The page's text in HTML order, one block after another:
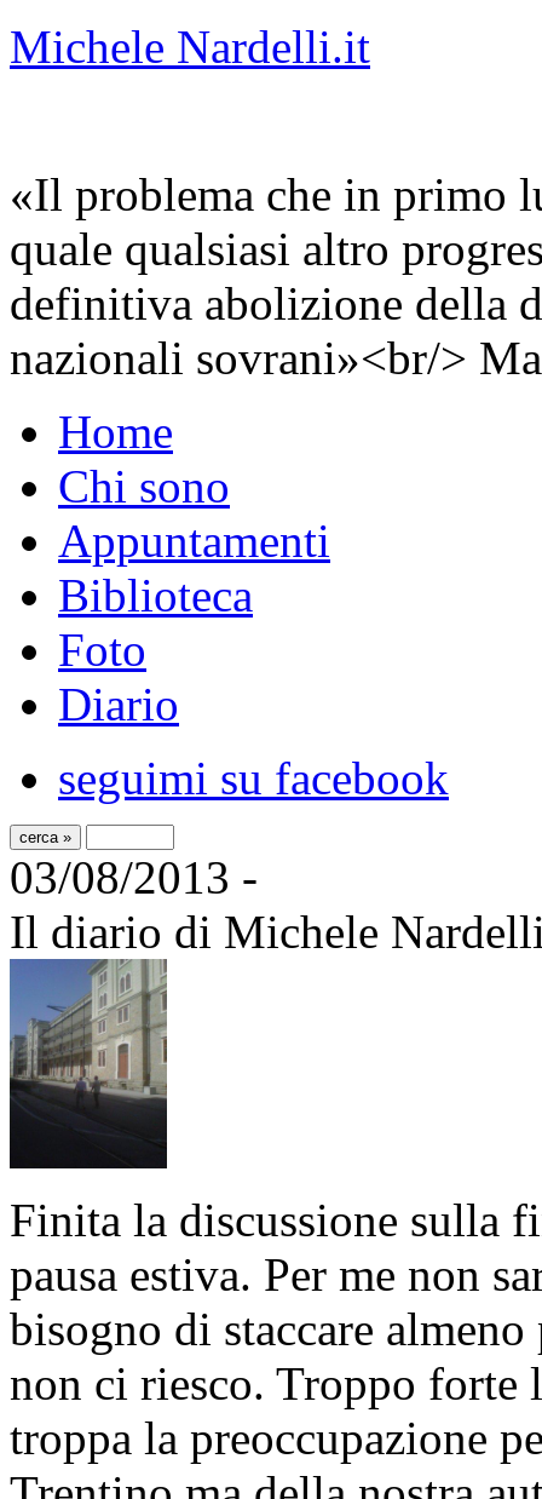
Michele Nardelli.it
«Il problema che in primo
quale qualsiasi altro
definitiva abolizione della
nazionali sovrani»<br/>
Home
Chi sono
Appuntamenti
Biblioteca
Foto
Diario
seguimi su facebook
03/08/2013 -
Il diario di Michele
Finita la discussione sulla
pausa estiva. Per me non
bisogno di staccare
non ci riesco. Troppo forte
troppa la preoccupazione